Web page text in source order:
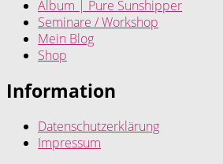
Album | Pure Sunshipper
Seminare / Workshop
Mein Blog
Shop
Information
Datenschutzerklärung
Impressum